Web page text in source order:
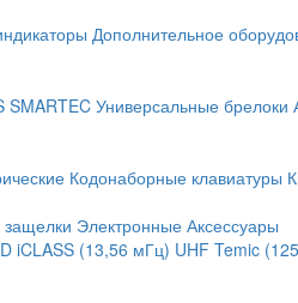
Дополнительное
SMARTEC Универсальные брелоки
Кодонаборные клавиатуры
защелки Электронные Аксессуары
iCLASS (13,56 мГц) UHF Temic